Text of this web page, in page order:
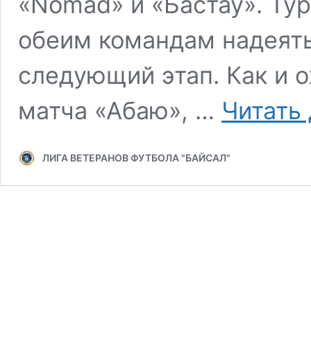
обеим командам
следующий этап. Как и
матча «Абаю», … Читать
ЛИГА ВЕТЕРАНОВ ФУТБОЛА "БАЙСАЛ"